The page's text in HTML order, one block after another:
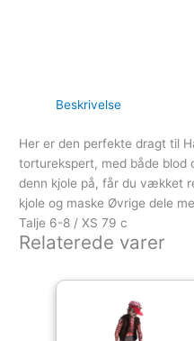
Beskrivelse
Her er den perfekte dragt til
torturekspert, med både blod
denn kjole på, får du vækket
kjole og maske Øvrige dele
Talje 6-8 / XS 79 c
Relaterede varer